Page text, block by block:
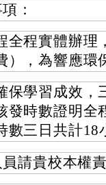
：
全程實體辦理
），為響應環
保學習成效，
發時數證明全
數三日共計18
請貴校本權